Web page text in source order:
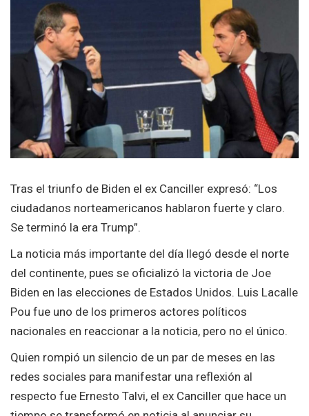
Tras el triunfo de Biden el ex Canciller expresó: “Los
ciudadanos norteamericanos hablaron fuerte y claro.
Se terminó la era Trump”.
La noticia más importante del día llegó desde el norte
del continente, pues se oficializó la victoria de Joe
Biden en las elecciones de Estados Unidos. Luis Lacalle
Pou fue uno de los primeros actores políticos
nacionales en reaccionar a la noticia, pero no el único.
Quien rompió un silencio de un par de meses en las
redes sociales para manifestar una reflexión al
respecto fue Ernesto Talvi, el ex Canciller que hace un